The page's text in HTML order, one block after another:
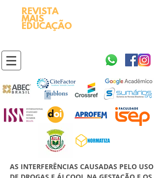
REVISTA
MAIS
EDUCAÇÃO
AS INTERFERÊNCIAS CAUSADAS PELO USO